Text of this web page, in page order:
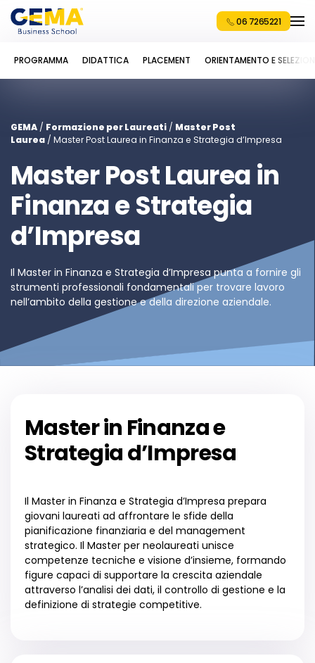
06 7265221
GEMA / Formazione per Laureati / Master Post
Laurea / Master Post Laurea in Finanza e Strategia d’Impresa
Master Post Laurea in
Finanza e Strategia
d’Impresa
Il Master in Finanza e Strategia d’Impresa punta a fornire gli
strumenti professionali fondamentali per trovare lavoro
nell’ambito della gestione e della direzione aziendale.
PROGRAMMA DIDATTICA PLACEMENT ORIENTAMENTO E
Master in Finanza e
Strategia d’Impresa
Il Master in Finanza e Strategia d’Impresa prepara
giovani laureati ad affrontare le sfide della
pianificazione finanziaria e del management
strategico. Il Master per neolaureati unisce
competenze tecniche e visione d’insieme, formando
figure capaci di supportare la crescita aziendale
attraverso l’analisi dei dati, il controllo di gestione e la
definizione di strategie competitive.